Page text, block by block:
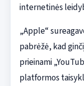
internetinės
„Apple“
pabrėžė, kad
prieinami
platformos